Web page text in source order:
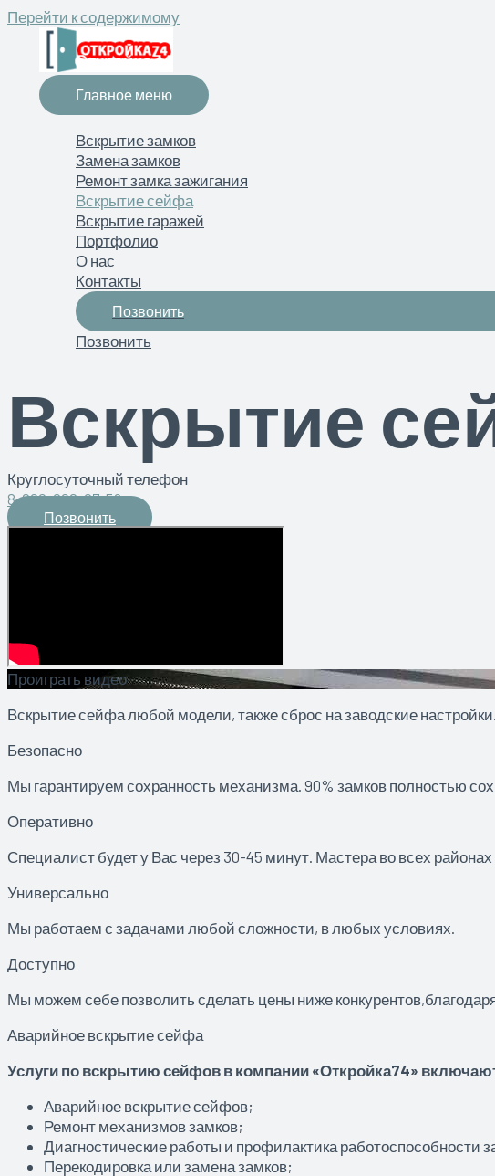
Перейти к содержимому
Главное меню
Вскрытие замков
Замена замков
Ремонт замка зажигания
Вскрытие сейфа
Вскрытие гаражей
Портфолио
О нас
Контакты
Позвонить
Позвонить
Вскрытие
Круглосуточный телефон
8-900-098-07-56
Позвонить
Проиграть видео
Вскрытие сейфа любой модели, также сброс на заводские
Безопасно
Мы гарантируем сохранность механизма. 90% замков полностью
Оперативно
Специалист будет у Вас через 30-45 минут. Мастера во всех районах
Универсально
Мы работаем с задачами любой сложности, в любых условиях.
Доступно
Мы можем себе позволить сделать цены ниже
Аварийное вскрытие сейфа
Услуги по вскрытию сейфов в компании «Откройка74»
Аварийное вскрытие сейфов;
Ремонт механизмов замков;
Диагностические работы и профилактика работоспособности
Перекодировка или замена замков;